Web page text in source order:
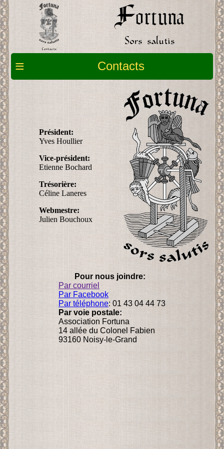
Contacts
Fortuna
Sors salutis
≡ Contacts
Président
Yves Houllier
Vice-président
Etienne Bochard
Trésorière
Céline Laneres
Webmestre
Julien Bouchoux
Pour nous joindre:
Par courriel
Par Facebook
Par téléphone: 01 43 04 44 73
Par voie postale:
Association Fortuna
14 allée du Colonel Fabien
93160 Noisy-le-Grand